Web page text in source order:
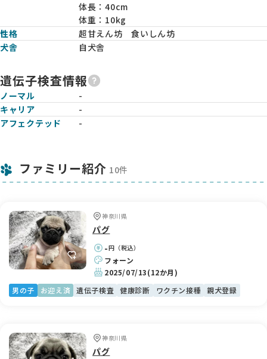
体長：40cm
体重： 10kg
性格
超甘えん坊 食いしん坊
犬舎
自犬舎
遺伝子検査情報
ノーマル
-
キャリア
-
アフェクテッド
-
ファミリー紹介 10件
神奈川県
パグ
-円（税込）
フォーン
2025/07/13(12か月)
男の子
お迎え済 遺伝子検査 健康診断 ワクチン接種 親犬登録
神奈川県
パグ